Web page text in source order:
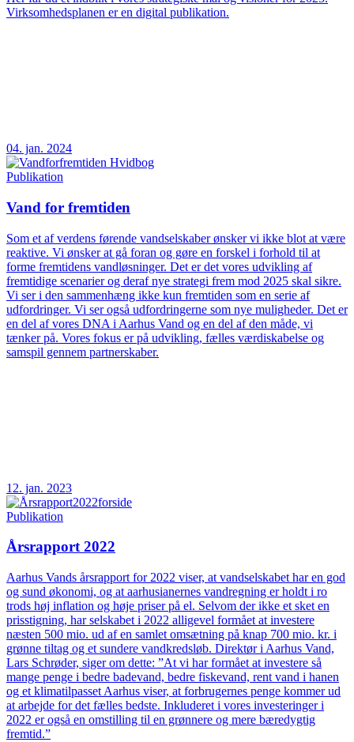
Virksomhedsplanen er en digital publikation.
04. jan. 2024
Publikation
Vand for fremtiden
Som et af verdens førende vandselskaber ønsker vi ikke blot at være
reaktive. Vi ønsker at gå foran og gøre en forskel i forhold til at
forme fremtidens vandløsninger. Det er det vores udvikling af
fremtidige scenarier og deraf nye strategi frem mod 2025 skal sikre.
Vi ser i den sammenhæng ikke kun fremtiden som en serie af
udfordringer. Vi ser også udfordringerne som nye muligheder. Det er
en del af vores DNA i Aarhus Vand og en del af den måde, vi
tænker på. Vores fokus er på udvikling, fælles værdiskabelse og
samspil gennem partnerskaber.
12. jan. 2023
Publikation
Årsrapport 2022
Aarhus Vands årsrapport for 2022 viser, at vandselskabet har en god
og sund økonomi, og at aarhusianernes vandregning er holdt i ro
trods høj inflation og høje priser på el. Selvom der ikke et sket en
prisstigning, har selskabet i 2022 alligevel formået at investere
næsten 500 mio. ud af en samlet omsætning på knap 700 mio. kr. i
grønne tiltag og et sundere vandkredsløb. Direktør i Aarhus Vand,
Lars Schrøder, siger om dette: ”At vi har formået at investere så
mange penge i bedre badevand, bedre fiskevand, rent vand i hanen
og et klimatilpasset Aarhus viser, at forbrugernes penge kommer ud
at arbejde for det fælles bedste. Inkluderet i vores investeringer i
2022 er også en omstilling til en grønnere og mere bæredygtig
fremtid.”